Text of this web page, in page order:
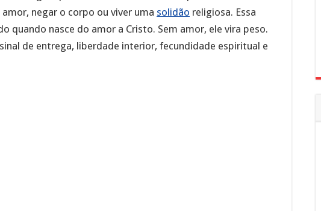
negar o corpo ou viver uma solidão religiosa. Essa
quando nasce do amor a Cristo. Sem amor, ele vira peso.
de entrega, liberdade interior, fecundidade espiritual e